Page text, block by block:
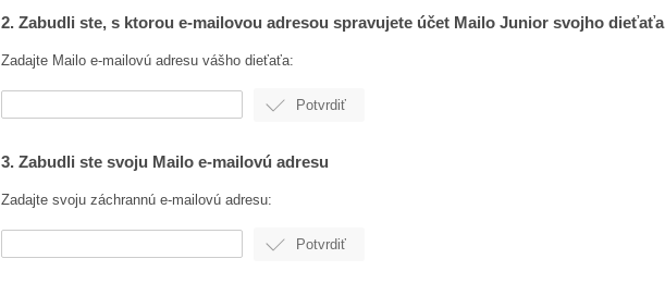
2. Zabudli ste, s ktorou e-mailovou adresou spravujete účet Mailo Junior svojho dieťaťa
Zadajte Mailo e-mailovú adresu vášho dieťaťa:
3. Zabudli ste svoju Mailo e-mailovú adresu
Zadajte svoju záchrannú e-mailovú adresu: